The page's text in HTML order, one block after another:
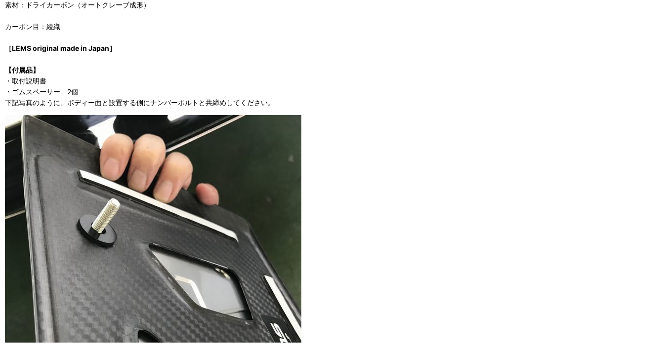
素材：ドライカーボン（オートクレーブ成形）
カーボン目：綾織
［LEMS original made ​​in Japan］
【付属品】
・取付説明書
・ゴムスペーサー 2個
下記写真のように、ボディー面と設置する側にナンバーボルトと共締めしてください。